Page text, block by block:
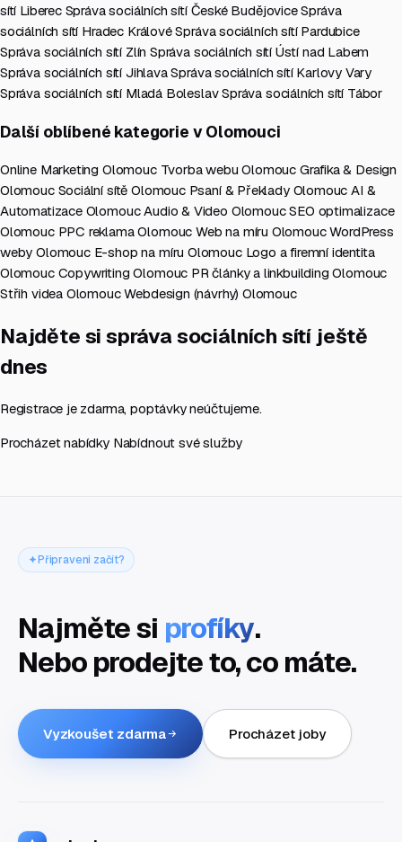
sítí Liberec Správa sociálních sítí České BudějoviceSpráva
sociálních sítí Hradec KrálovéSpráva sociálních sítí Pardubice
Správa sociálních sítí Zlín Správa sociálních sítí Ústí nad Labem
Správa sociálních sítí JihlavaSpráva sociálních sítí Karlovy Vary
Správa sociálních sítí Mladá BoleslavSpráva sociálních sítí Tábor
Další oblíbené kategorie v Olomouci
Online Marketing Olomouc Tvorba webu Olomouc Grafika & Design
Olomouc Sociální sítě Olomouc Psaní & Překlady OlomoucAI &
Automatizace OlomoucAudio & Video OlomoucSEO optimalizace
Olomouc PPC reklama Olomouc Web na míru OlomoucWordPress
weby Olomouc E-shop na míru Olomouc Logo a firemní identita
Olomouc Copywriting Olomouc PR články a linkbuilding Olomouc
Střih videa OlomoucWebdesign (návrhy) Olomouc
Najděte si správa sociálních sítí ještě
dnes
Registrace je zdarma, poptávky neúčtujeme.
Procházet nabídky Nabídnout své služby
Připraveni začít?
Najměte si profíky.
Nebo prodejte to, co máte.
Vyzkoušet zdarma Procházet joby